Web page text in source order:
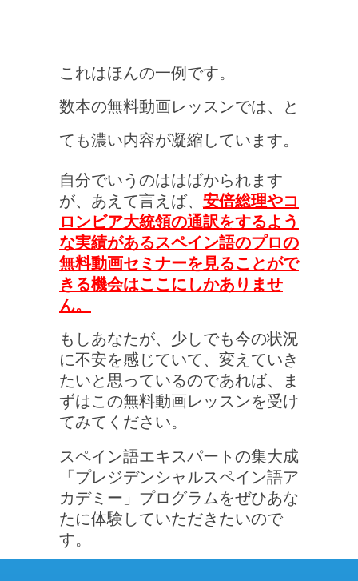
これはほんの一例です。
数本の無料動画レッスンでは、と
ても濃い内容が凝縮しています。
自分でいうのははばかられます
が、あえて言えば、 安倍総理やコ
ロンビア大統領の通訳をするよう
な実績があるスペイン語のプロの
無料動画セミナーを見ることがで
きる機会はここにしかありませ
ん。
もしあなたが、少しでも今の状況
に不安を感じていて、変えていき
たいと思っているのであれば、ま
ずはこの無料動画レッスンを受け
てみてください。
スペイン語エキスパートの集大成
「プレジデンシャルスペイン語ア
カデミー」プログラムをぜひあな
たに体験していただきたいので
す。